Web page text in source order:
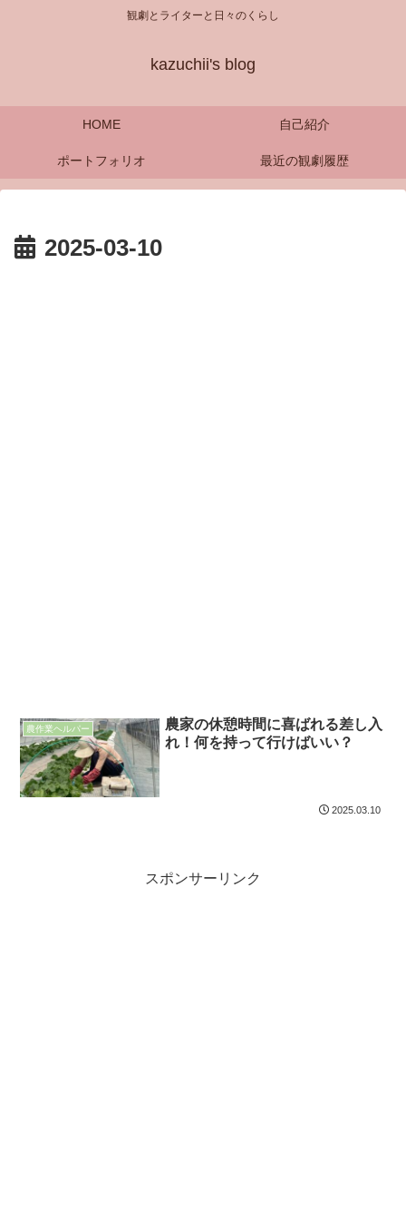
観劇とライターと日々のくらし
kazuchii's blog
HOME 自己紹介
ポートフォリオ 最近の観劇履歴
2025-03-10
農作業ヘルパー
農家の休憩時間に喜ばれる差し入
れ！何を持って行けばいい？
2025.03.10
スポンサーリンク